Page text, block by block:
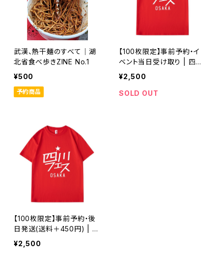
武漢、熱干麺のすべて｜湖
北省食べ歩きZINE No.1
¥500
予約商品
【100枚限定】事前予約・イ
ベント当日受け取り | 四川
フェス大阪2025限定Tシャ
ツ｜
¥2,500
SOLD OUT
【100枚限定】事前予約・後
日発送(送料＋450円) | 四
川フェス大阪2025限定Tシ
ャツ ※11月末発送
¥2,500